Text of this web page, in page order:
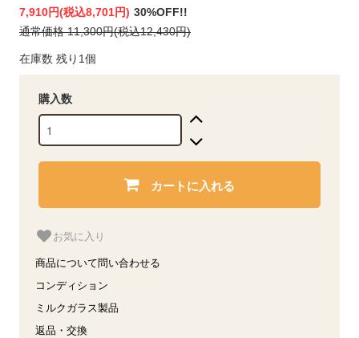
7,910円(税込8,701円) 30%OFF!!
通常価格 11,300円(税込12,430円)
在庫数 残り1個
購入数
カートに入れる
お気に入り
商品について問い合わせる
コンディション
ミルクガラス製品
返品・交換